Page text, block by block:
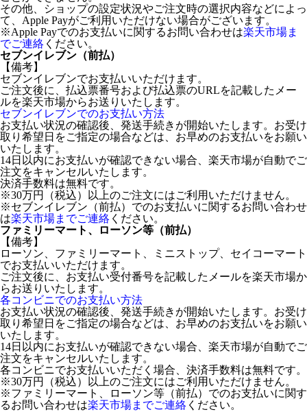
その他、ショップの設定状況やご注文時の選択内容などによっ
て、Apple Payがご利用いただけない場合がございます。
※Apple Payでのお支払いに関するお問い合わせは楽天市場ま
でご連絡 ください。
セブンイレブン（前払）
【備考】
セブンイレブンでお支払いいただけます。
ご注文後に、払込票番号および払込票のURLを記載したメー
ルを楽天市場からお送りいたします。
セブンイレブンでのお支払い方法
お支払い状況の確認後、発送手続きが開始いたします。お受け
取り希望日をご指定の場合などは、お早めのお支払いをお願い
いたします。
14日以内にお支払いが確認できない場合、楽天市場が自動でご
注文をキャンセルいたします。
決済手数料は無料です。
※30万円（税込）以上のご注文にはご利用いただけません。
※セブンイレブン（前払）でのお支払いに関するお問い合わせ
は楽天市場までご連絡 ください。
ファミリーマート、ローソン等（前払）
【備考】
ローソン、ファミリーマート、ミニストップ、セイコーマート
でお支払いいただけます。
ご注文後に、お支払い受付番号を記載したメールを楽天市場か
らお送りいたします。
各コンビニでのお支払い方法
お支払い状況の確認後、発送手続きが開始いたします。お受け
取り希望日をご指定の場合などは、お早めのお支払いをお願い
いたします。
14日以内にお支払いが確認できない場合、楽天市場が自動でご
注文をキャンセルいたします。
各コンビニでお支払いいただく場合、決済手数料は無料です。
※30万円（税込）以上のご注文にはご利用いただけません。
※ファミリーマート、ローソン等（前払）でのお支払いに関す
るお問い合わせは楽天市場までご連絡 ください。